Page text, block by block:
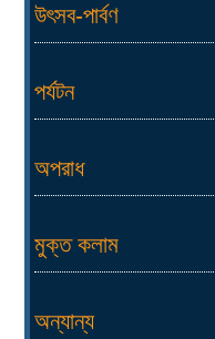
উৎসব-পার্বণ
পর্যটন
অপরাধ
মুক্ত কলাম
অন্যান্য